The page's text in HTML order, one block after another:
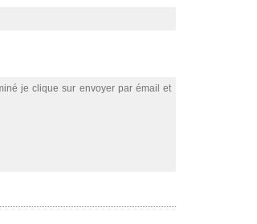
je clique sur envoyer par émail et